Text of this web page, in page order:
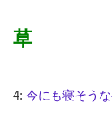
草
4: 今にも寝そう